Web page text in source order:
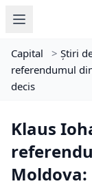
Capital > Știri
referendumul
decis
Klaus